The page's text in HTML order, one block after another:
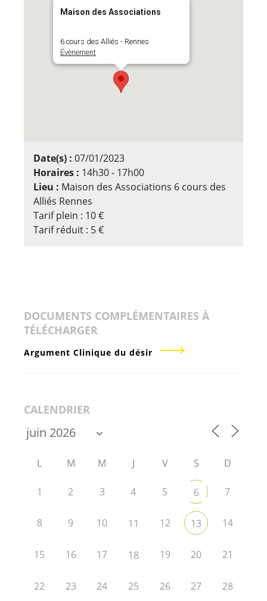
Maison des Associations
6 cours des Alliés - Rennes
Évènement
Date(s) : 07/01/2023
Horaires : 14h30 - 17h00
Lieu : Maison des Associations 6 cours des
Alliés Rennes
Tarif plein : 10 €
Tarif réduit : 5 €
DOCUMENTS COMPLÉMENTAIRES À
TÉLÉCHARGER
Argument Clinique du désir
CALENDRIER
L M M J V S D
1 2 3 4 5 6 7
8 9 10 11 12 13 14
15 16 17 18 19 20 21
22 23 24 25 26 27 28